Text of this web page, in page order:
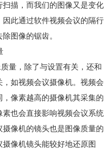
描，而我们的图像又是变化
此通过软件视频会议的隔行
图像的锯齿。
量，除了与设置有关，还和
如视频会议摄像机。视频会
像素越高的摄像机其采集的
也会直接影响视频会议系统
像机的镜头也是图像质量的
像机镜头能较好地还原图